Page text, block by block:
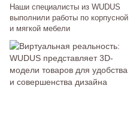
Наши специалисты из WUDUS
выполнили работы по корпусной
и мягкой мебели